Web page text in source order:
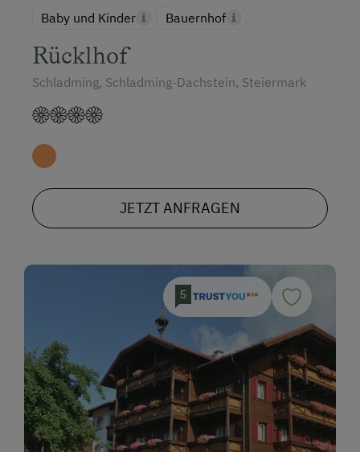
Baby und Kinder Bauernhof
Rücklhof
Schladming, Schladming-Dachstein, Steiermark
JETZT ANFRAGEN
5